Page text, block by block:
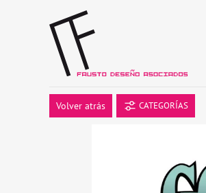
CATEGORÍAS
Volver atrás